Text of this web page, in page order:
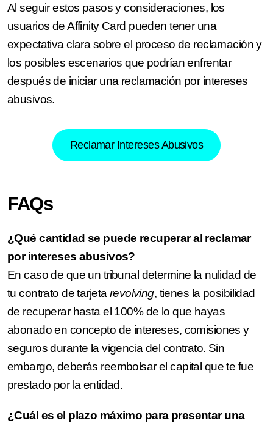
Al seguir estos pasos y consideraciones, los
usuarios de Affinity Card pueden tener una
expectativa clara sobre el proceso de reclamación y
los posibles escenarios que podrían enfrentar
después de iniciar una reclamación por intereses
abusivos.
Reclamar Intereses Abusivos
FAQs
¿Qué cantidad se puede recuperar al reclamar
por intereses abusivos?
En caso de que un tribunal determine la nulidad de
tu contrato de tarjeta revolving, tienes la posibilidad
de recuperar hasta el 100% de lo que hayas
abonado en concepto de intereses, comisiones y
seguros durante la vigencia del contrato. Sin
embargo, deberás reembolsar el capital que te fue
prestado por la entidad.
¿Cuál es el plazo máximo para presentar una